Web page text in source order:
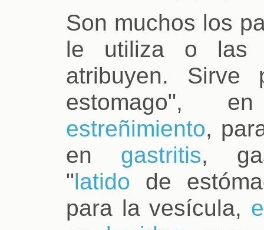
Son muchos los
le utiliza o las
atribuyen.
estomago",
estreñimiento,
en gastritis,
"latido de
para la vesícula,